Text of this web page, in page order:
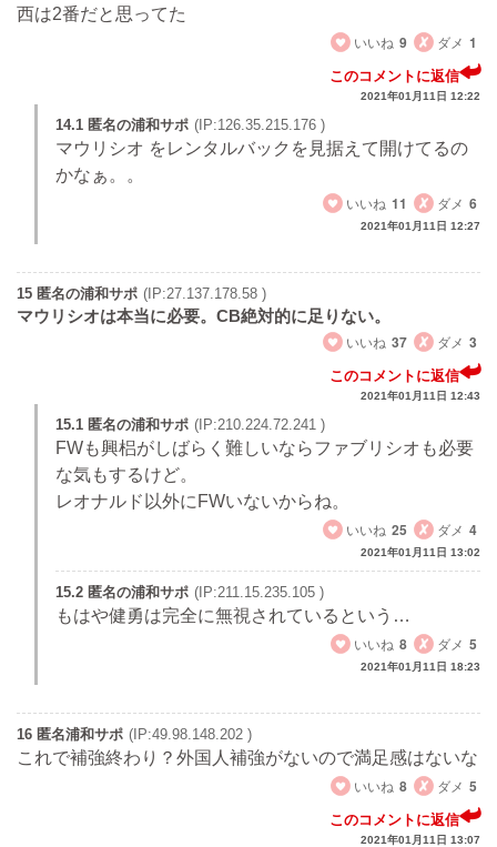
西は2番だと思ってた
いいね 9 ダメ 1
このコメントに返信
2021年01月11日 12:22
14.1 匿名の浦和サポ (IP:126.35.215.176 )
マウリシオ をレンタルバックを見据えて開けてるの
かなぁ。。
いいね 11 ダメ 6
2021年01月11日 12:27
15 匿名の浦和サポ (IP:27.137.178.58 )
マウリシオは本当に必要。CB絶対的に足りない。
いいね 37 ダメ 3
このコメントに返信
2021年01月11日 12:43
15.1 匿名の浦和サポ (IP:210.224.72.241 )
FWも興梠がしばらく難しいならファブリシオも必要
な気もするけど。
レオナルド以外にFWいないからね。
いいね 25 ダメ 4
2021年01月11日 13:02
15.2 匿名の浦和サポ (IP:211.15.235.105 )
もはや健勇は完全に無視されているという…
いいね 8 ダメ 5
2021年01月11日 18:23
16 匿名浦和サポ (IP:49.98.148.202 )
これで補強終わり？外国人補強がないので満足感はないな
いいね 8 ダメ 5
このコメントに返信
2021年01月11日 13:07